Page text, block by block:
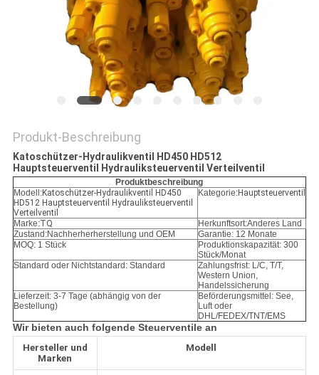
Produkt-Beschreibung
Katoschützer-Hydraulikventil HD450 HD512
Hauptsteuerventil Hydrauliksteuerventil Verteilventil
Produktbeschreibung
Modell:Katoschützer-Hydraulikventil HD450
HD512 Hauptsteuerventil Hydrauliksteuerventil
Verteilventil
Kategorie:Hauptsteuerventil
Marke:TQ
Herkunftsort:Anderes Land
Zustand:Nachherherherstellung und OEM
Garantie: 12 Monate
MOQ: 1 Stück
Produktionskapazität: 300
Stück/Monat
Standard oder Nichtstandard: Standard
Zahlungsfrist: L/C, T/T,
Western Union,
Handelssicherung
Lieferzeit: 3-7 Tage (abhängig von der
Bestellung)
Beförderungsmittel: See,
Luft oder
DHL/FEDEX/TNT/EMS
Wir bieten auch folgende Steuerventile an
Hersteller und
Marken
Modell